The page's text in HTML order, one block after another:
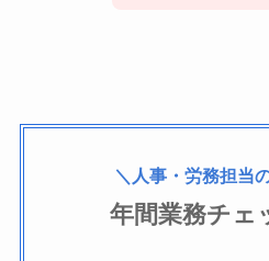
＼人事・労務担当
年間業務チェ